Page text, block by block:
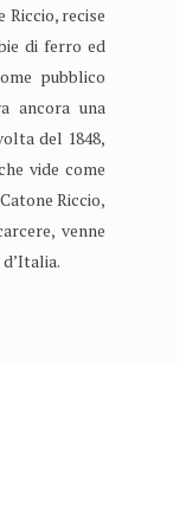
Riccio, recise
di ferro ed
pubblico
ancora una
del 1848,
vide come
Riccio,
venne